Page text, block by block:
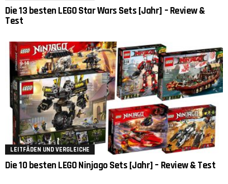
Die 13 besten LEGO Star Wars Sets [Jahr] – Review &
Test
LEITFÄDEN UND VERGLEICHE
Die 10 besten LEGO Ninjago Sets [Jahr] – Review & Test